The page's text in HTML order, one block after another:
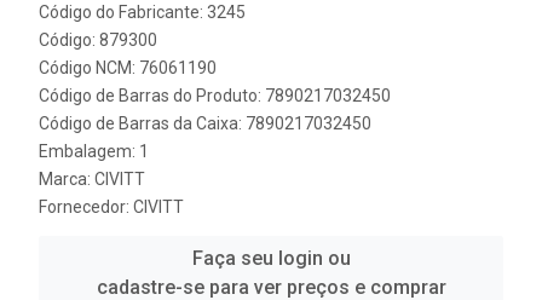
Código do Fabricante: 3245
Código: 879300
Código NCM: 76061190
Código de Barras do Produto: 7890217032450
Código de Barras da Caixa: 7890217032450
Embalagem: 1
Marca: CIVITT
Fornecedor: CIVITT
Faça seu login ou
cadastre-se para ver preços e comprar